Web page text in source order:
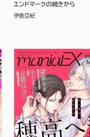
エンドマークの続きから
伊香亞紀